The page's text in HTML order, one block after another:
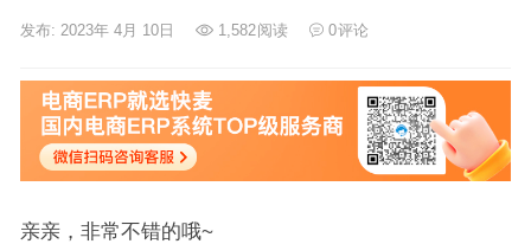
发布: 2023年 4月 10日 1,582阅读 0评论
亲亲，非常不错的哦~